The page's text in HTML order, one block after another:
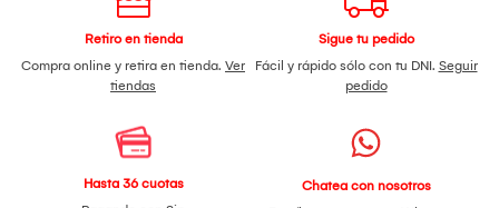
Retiro en tienda
Compra online y retira en tienda. Ver
tiendas
Sigue tu pedido
Fácil y rápido sólo con tu DNI. Seguir
pedido
Hasta 36 cuotas
Chatea con nosotros